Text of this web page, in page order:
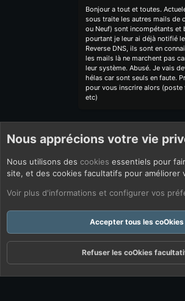
Bonjour a tout et toutes.
sous traite les autres mails de
ou Neuf) sont incompétants et
pourtant je leur ai déjà notifié
Reverse DNS, ils sont en
les mails là ne marchent pas
leur système. Abusé. Je vais
hélas car sont seuls en faute.
pour vous inscrire alors (poste
etc)
Nous apprécions votre vie
Nous utilisons des cookies essentiels pour
site, et des cookies facultatifs pour améliorer
Voir plus d'informations et configurer vos
Accepter tous les coOkies
Refuser les coOkies